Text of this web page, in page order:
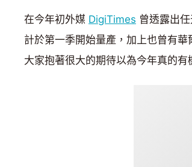
在今年初外媒 DigiTimes 曾透露出
計於第一季開始量產，加上也曾有
大家抱著很大的期待以為今年真的